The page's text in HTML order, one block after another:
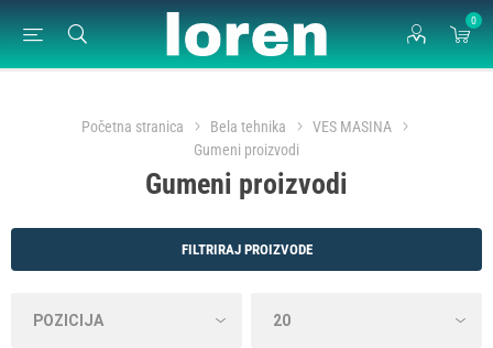
0
Početna stranica Bela tehnika
VES MASINA
Gumeni proizvodi
Gumeni proizvodi
FILTRIRAJ PROIZVODE